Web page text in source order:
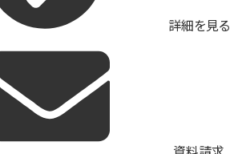
詳細を見る